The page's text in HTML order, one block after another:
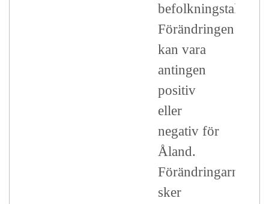
befolkningstal.
Förändringen
kan vara
antingen
positiv
eller
negativ för
Åland.
Förändringarna
sker